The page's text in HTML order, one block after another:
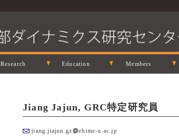
Research Education Members
Jiang Jajun, GRC特定研究員
jiang.jiajun.gz ehime-u.ac.jp